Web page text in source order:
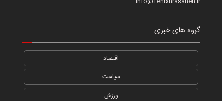
گروه های خبری
اقتصاد
سیاست
ورزش